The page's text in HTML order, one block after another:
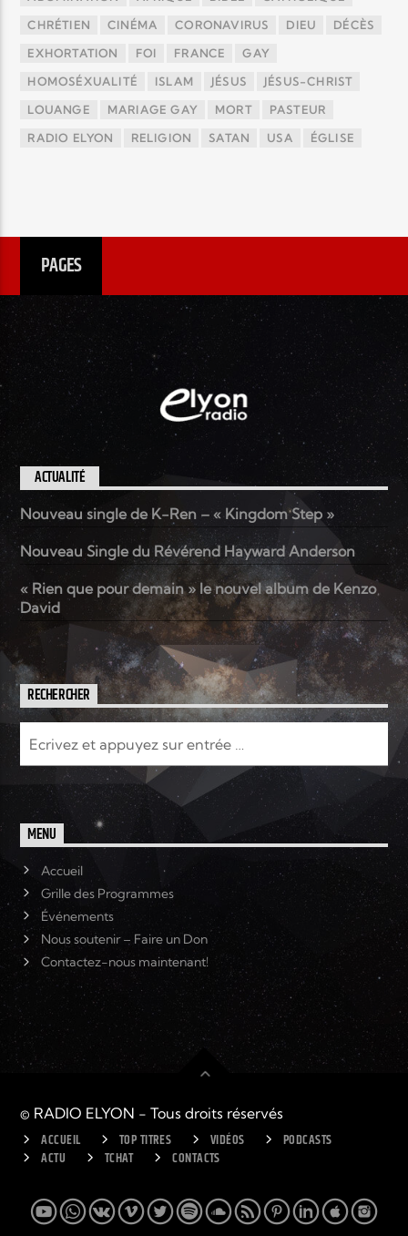
CHRÉTIEN CINÉMA CORONAVIRUS DIEU DÉCÈS
EXHORTATION FOI FRANCE GAY
HOMOSÉXUALITÉ ISLAM JÉSUS JÉSUS-CHRIST
LOUANGE MARIAGE GAY MORT PASTEUR
RADIO ELYON RELIGION SATAN USA ÉGLISE
PAGES
ACTUALITÉ
Nouveau single de K-Ren – « Kingdom Step »
Nouveau Single du Révérend Hayward Anderson
« Rien que pour demain » le nouvel album de Kenzo
David
RECHERCHER
MENU
Accueil
Grille des Programmes
Événements
Nous soutenir – Faire un Don
Contactez-nous maintenant!
© RADIO ELYON - Tous droits réservés
ACCUEIL TOP TITRES VIDÉOS
PODCASTS
ACTU
TCHAT CONTACTS